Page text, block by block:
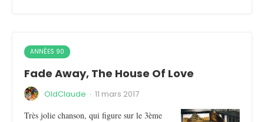
ANNÉES 90
Fade Away, The House Of Love
OldClaude · 11 mars 2017
Très jolie chanson, qui figure sur le 3ème